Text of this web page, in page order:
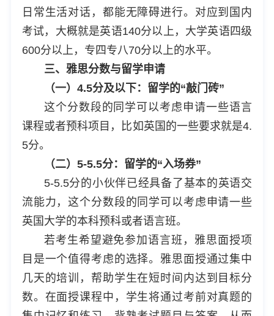
日常生活对话，都能无障碍进行。对应到国内
考试，大概就是英语140分以上，大学英语四级
600分以上，专四专八70分以上的水平。
三、雅思分数与留学申请
（一）4.5分及以下：留学的“敲门砖”
这个分数段的同学可以考虑申请一些语言
课程或者预科项目，比如英国的一些要求就是4.
5分。
（二）5-5.5分：留学的“入场券”
5-5.5分的小伙伴已经具备了基本的英语交
流能力，这个分数段的同学可以考虑申请一些
英国大学的本科预科或者语言班。
若考生希望避免参加语言班，雅思面授项
目是一个值得考虑的选择。雅思面授通过集中
几天的培训，帮助学生在短时间内达到目标分
数。在面授课程中，学生将通过考前对真题的